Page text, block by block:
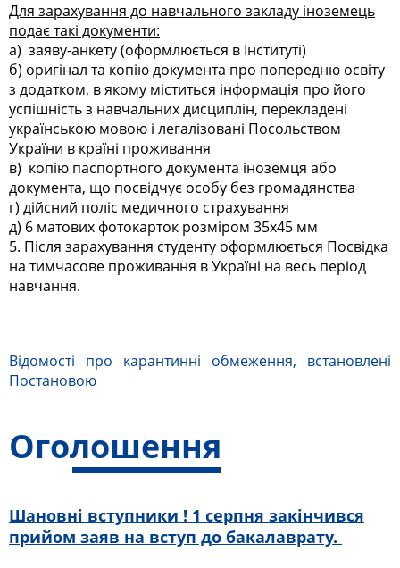
Для зарахування до навчального закладу іноземець
подає такі документи:
а) заяву-анкету (оформлюється в Інституті)
б) оригінал та копію документа про попередню освіту
з додатком, в якому міститься інформація про його
успішність з навчальних дисциплін, перекладені
українською мовою і легалізовані Посольством
України в країні проживання
в) копію паспортного документа іноземця або
документа, що посвідчує особу без громадянства
г) дійсний поліс медичного страхування
д) 6 матових фотокарток розміром 35х45 мм
5. Після зарахування студенту оформлюється Посвідка
на тимчасове проживання в Україні на весь період
навчання.
Відомості про карантинні обмеження, встановлені
Постановою
Оголошення
Шановні вступники ! 1 серпня закінчився
прийом заяв на вступ до бакалаврату.